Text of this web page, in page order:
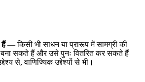
— किसी भी साधन या प्रारूप में सामग्री की
बना सकते हैं और उसे पुनः वितरित कर सकते हैं
से, वाणिज्यिक उद्देश्यों से भी।